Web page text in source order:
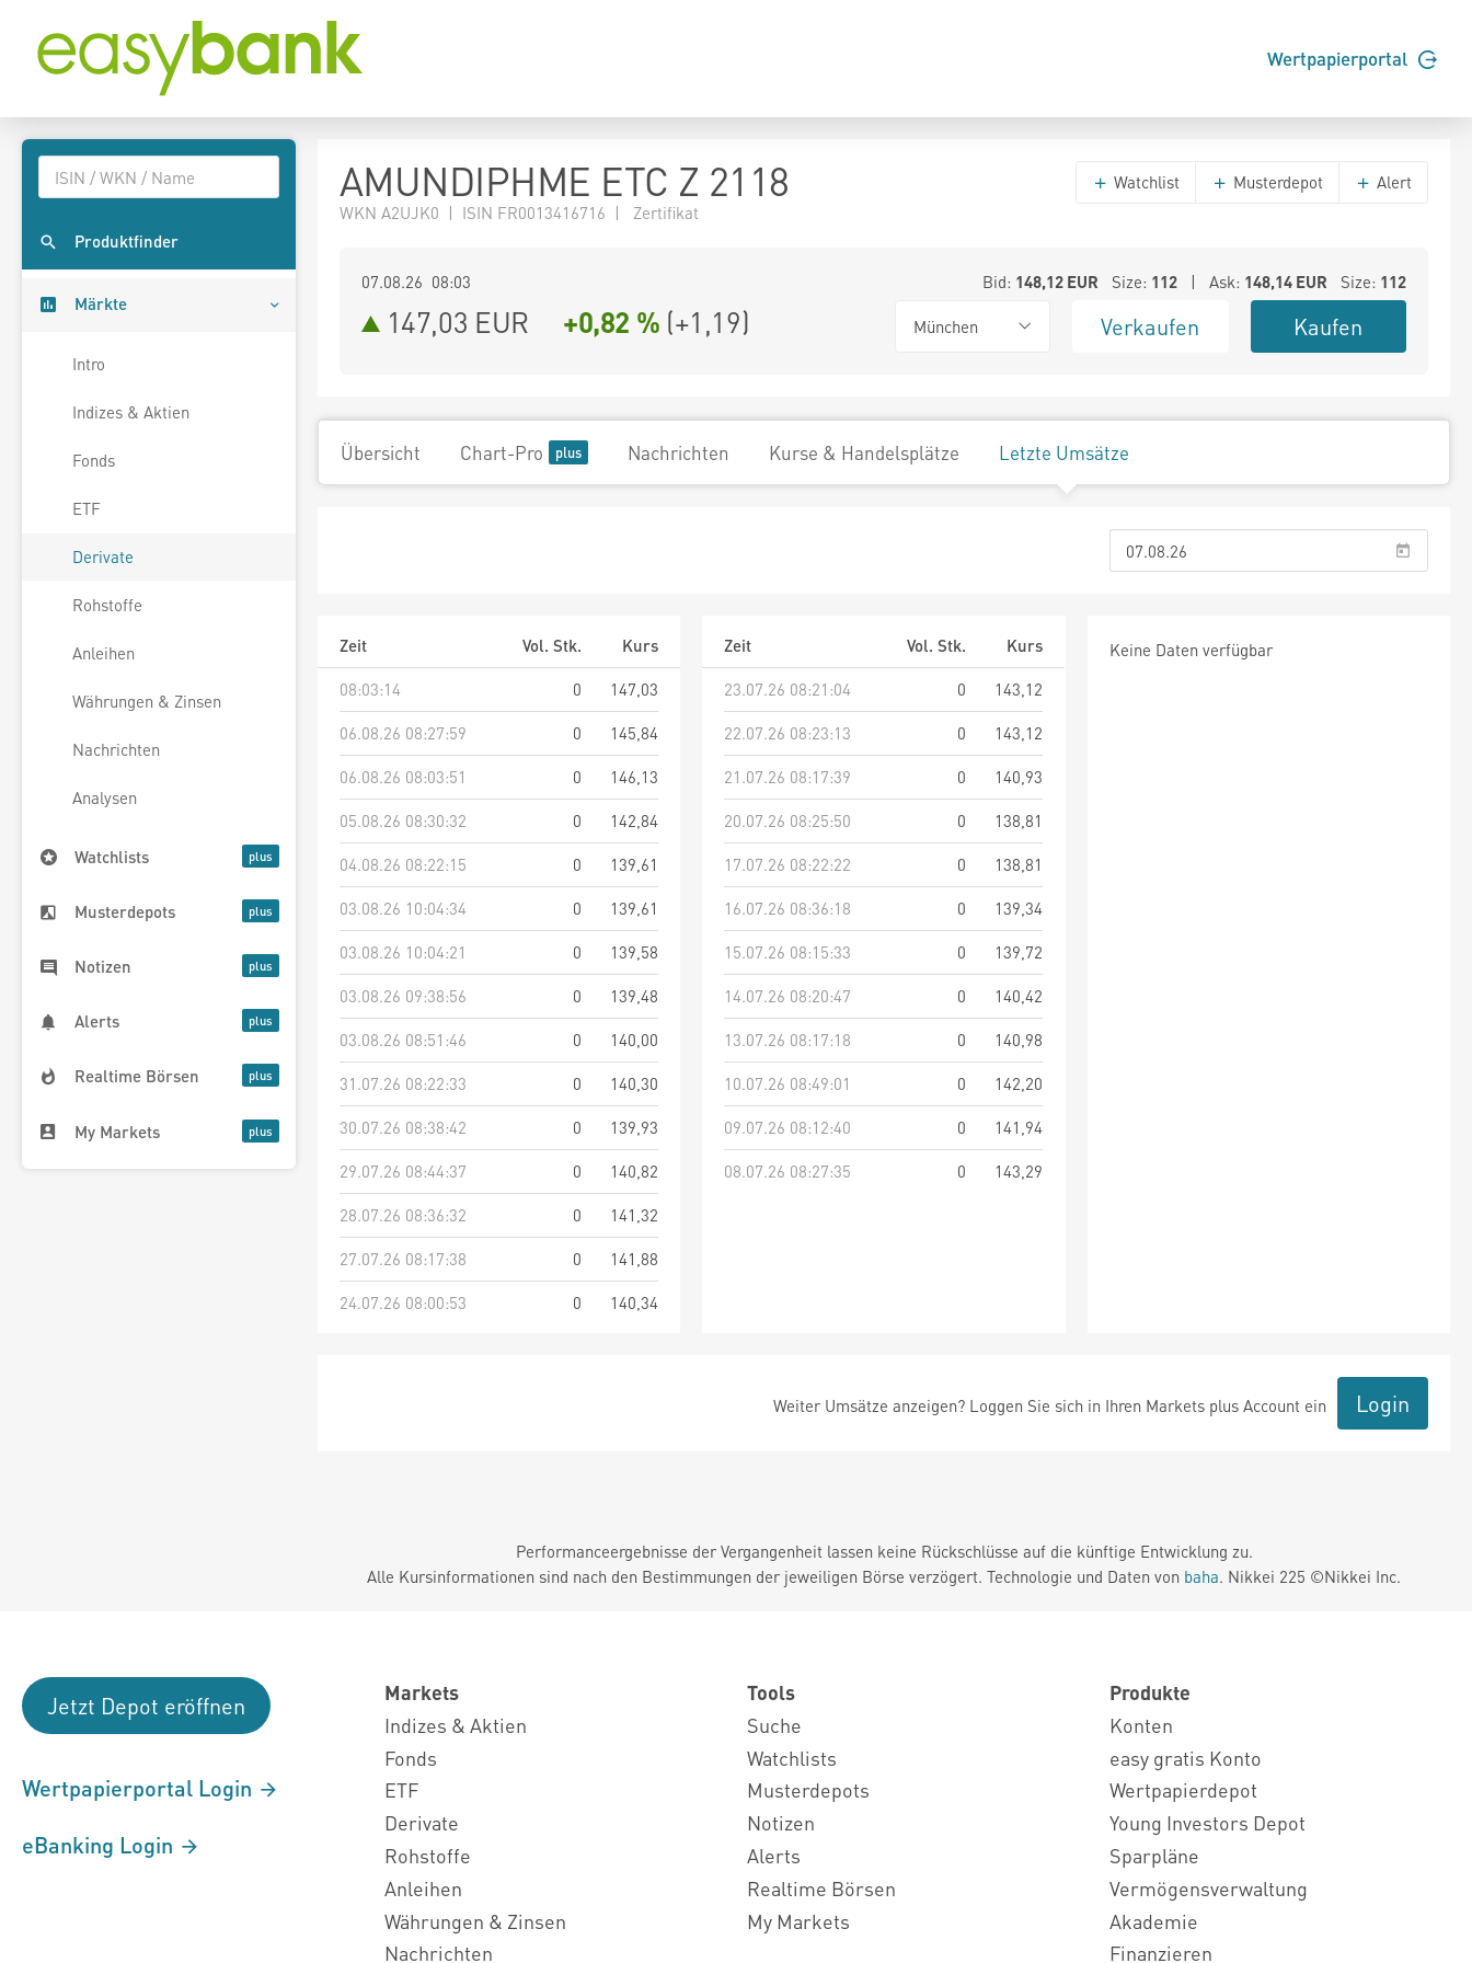
Wertpapierportal
Produktfinder
Märkte
Intro
Indizes & Aktien
Fonds
ETF
Derivate
Rohstoffe
Anleihen
Währungen & Zinsen
Nachrichten
Analysen
Watchlists
Musterdepots
Notizen
Alerts
Realtime Börsen
My Markets
AMUNDIPHME ETC Z 2118
WKN A2UJK0 | ISIN FR0013416716 | Zertifikat
Watchlist Musterdepot Alert
07.08.26 08:03 Bid: 148,12EUR Size: 112| Ask: 148,14EUR Size: 112
147,03 EUR +0,82 % (+1,19) München Verkaufen Kaufen
Übersicht Chart-Pro Nachrichten Kurse & Handelsplätze Letzte Umsätze
Zeit Vol. Stk.
Kurs
08:03:14
0
147,03
06.08.26 08:27:59
0
145,84
06.08.26 08:03:51
0
146,13
05.08.26 08:30:32
0
142,84
04.08.26 08:22:15
0
139,61
03.08.26 10:04:34
0
139,61
03.08.26 10:04:21
0
139,58
03.08.26 09:38:56
0
139,48
03.08.26 08:51:46
0
140,00
31.07.26 08:22:33
0
140,30
30.07.26 08:38:42
0
139,93
29.07.26 08:44:37
0
140,82
28.07.26 08:36:32
0
141,32
27.07.26 08:17:38
0
141,88
24.07.26 08:00:53
0 140,34
Zeit Vol. Stk.
Kurs
23.07.26 08:21:04
0
143,12
22.07.26 08:23:13
0
143,12
21.07.26 08:17:39
0
140,93
20.07.26 08:25:50
0
138,81
17.07.26 08:22:22
0
138,81
16.07.26 08:36:18
0
139,34
15.07.26 08:15:33
0
139,72
14.07.26 08:20:47
0
140,42
13.07.26 08:17:18
0
140,98
10.07.26 08:49:01
0
142,20
09.07.26 08:12:40
0
141,94
08.07.26 08:27:35
0 143,29
Keine Daten verfügbar
Weiter Umsätze anzeigen? Loggen Sie sich in Ihren Markets plus Account ein Login
Performanceergebnisse der Vergangenheit lassen keine Rückschlüsse auf die künftige Entwicklung zu.
Alle Kursinformationen sind nach den Bestimmungen der jeweiligen Börse verzögert. Technologie und Daten von baha. Nikkei 225 ©Nikkei Inc.
Jetzt Depot eröffnen
Wertpapierportal Login
eBanking Login
Markets
Indizes & Aktien
Fonds
ETF
Derivate
Rohstoffe
Anleihen
Währungen & Zinsen
Nachrichten
Tools
Suche
Watchlists
Musterdepots
Notizen
Alerts
Realtime Börsen
My Markets
Produkte
Konten
easy gratis Konto
Wertpapierdepot
Young Investors Depot
Sparpläne
Vermögensverwaltung
Akademie
Finanzieren